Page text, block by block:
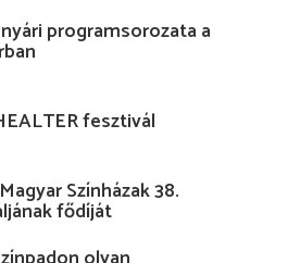
programsorozata a
fesztivál
Színházak 38.
fődíját